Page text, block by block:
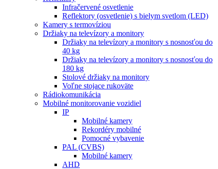
Infračervené osvetlenie
Reflektory (osvetlenie) s bielym svetlom (LED)
Kamery s termovíziou
Držiaky na televízory a monitory
Držiaky na televízory a monitory s nosnosťou do
40 kg
Držiaky na televízory a monitory s nosnosťou do
180 kg
Stolové držiaky na monitory
Voľne stojace rukoväte
Rádiokomunikácia
Mobilné monitorovanie vozidiel
IP
Mobilné kamery
Rekordéry mobilné
Pomocné vybavenie
PAL (CVBS)
Mobilné kamery
AHD